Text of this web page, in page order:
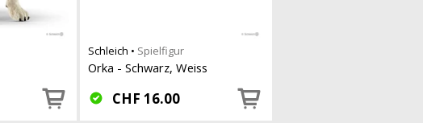
Schleich • Spielfigur
Orka - Schwarz, Weiss
CHF 16.00